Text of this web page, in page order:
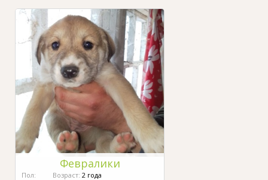
Февралики
Пол: Возраст: 2 года